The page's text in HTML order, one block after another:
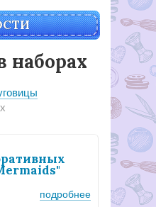
наборах
подробнее